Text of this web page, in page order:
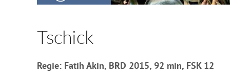
Tschick
Regie: Fatih Akin, BRD 2015, 92 min, FSK 12